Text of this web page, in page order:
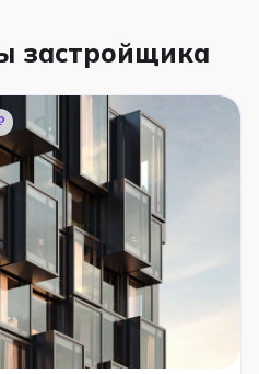
застройщика